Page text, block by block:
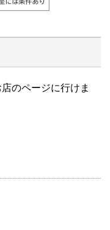
のページに行けま